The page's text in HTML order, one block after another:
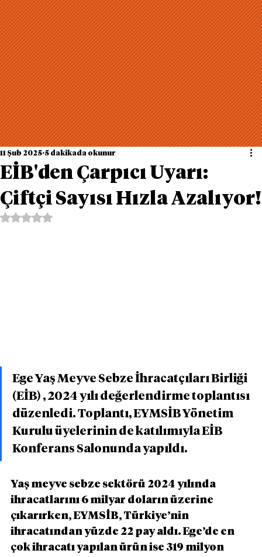
EİB'den Çarpıcı Uyarı:
Çiftçi Sayısı Hızla Azalıyor!
11 Şub 2025 5 dakikada okunur
5 üzerinden NaN yıldız
Ege Yaş Meyve Sebze İhracatçıları Birliği
(EİB) , 2024 yılı değerlendirme toplantısı
düzenledi. Toplantı, EYMSİB Yönetim
Kurulu üyelerinin de katılımıyla EİB
Konferans Salonunda yapıldı.
Yaş meyve sebze sektörü 2024 yılında
ihracatlarını 6 milyar doların üzerine
çıkarırken, EYMSİB, Türkiye’nin
ihracatından yüzde 22 pay aldı. Ege’de en
çok ihracatı yapılan ürün ise 319 milyon